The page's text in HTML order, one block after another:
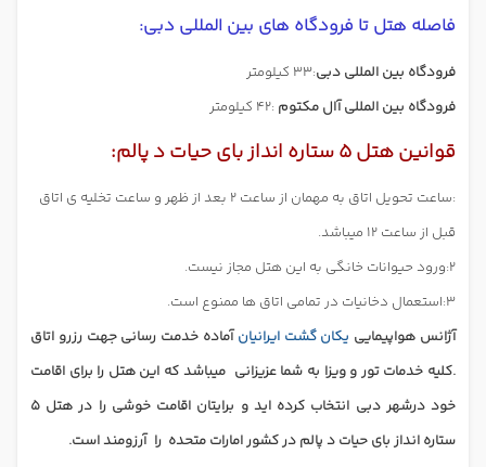
فاصله هتل تا فرودگاه های بین المللی دبی:
فرودگاه بین المللی دبی:33 کیلومتر
فرودگاه بین المللی آال مکتوم :42 کیلومتر
قوانین هتل 5 ستاره انداز بای حیات د پالم:
:ساعت تحویل اتاق به مهمان از ساعت 2 بعد از ظهر و ساعت تخلیه ی اتاق
قبل از ساعت 12 میباشد.
2:ورود حیوانات خانگی به این هتل مجاز نیست.
3:استعمال دخانیات در تمامی اتاق ها ممنوع است.
آژانس هواپیمایی یکان گشت ایرانیان آماده خدمت رسانی جهت رزرو اتاق
.کلیه خدمات تور و ویزا به شما عزیزانی میباشد که این هتل را برای اقامت
خود درشهر دبی انتخاب کرده اید و برایتان اقامت خوشی را در هتل 5
ستاره انداز بای حیات د پالم در کشور امارات متحده را آرزومند است.